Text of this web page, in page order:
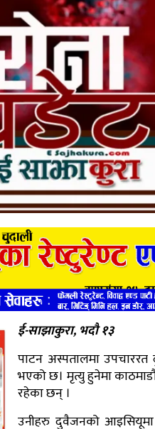
ई-साझाकुरा, भदौ १३
पाटन अस्पतालमा उपचाररत
भएको छ। मृत्यु हुनेमा
रहेका छन् ।
उनीहरु दुवैजनको